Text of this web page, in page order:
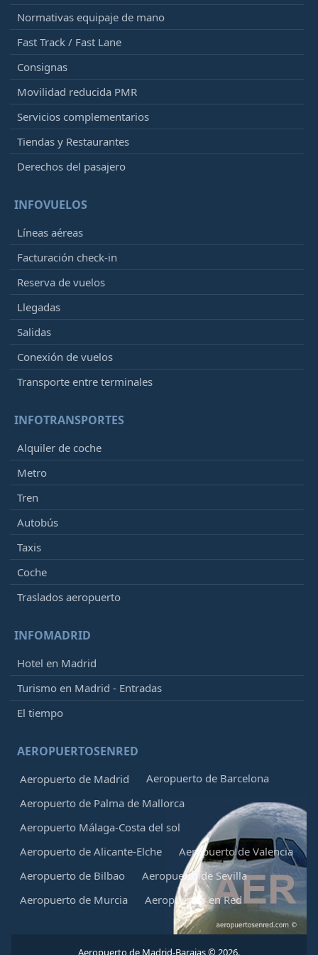
Normativas equipaje de mano
Fast Track / Fast Lane
Consignas
Movilidad reducida PMR
Servicios complementarios
Tiendas y Restaurantes
Derechos del pasajero
INFOVUELOS
Líneas aéreas
Facturación check-in
Reserva de vuelos
Llegadas
Salidas
Conexión de vuelos
Transporte entre terminales
INFOTRANSPORTES
Alquiler de coche
Metro
Tren
Autobús
Taxis
Coche
Traslados aeropuerto
INFOMADRID
Hotel en Madrid
Turismo en Madrid - Entradas
El tiempo
AEROPUERTOSENRED
Aeropuerto de Madrid
Aeropuerto de Barcelona
Aeropuerto de Palma de Mallorca
Aeropuerto Málaga-Costa del sol
Aeropuerto de Alicante-Elche
Aeropuerto de Valencia
Aeropuerto de Bilbao
Aeropuerto de Sevilla
Aeropuerto de Murcia
Aeropuertos en Red
Aeropuerto de Madrid-Barajas © 2026.